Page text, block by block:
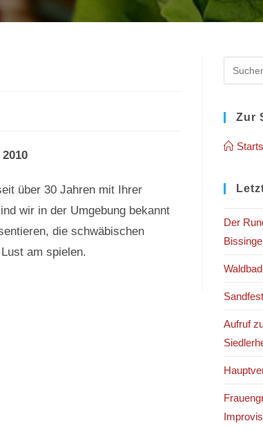
über 30 Jahren mit Ihrer
wir in der Umgebung bekannt
die schwäbischen
am spielen.
Zur
Der
Aufruf